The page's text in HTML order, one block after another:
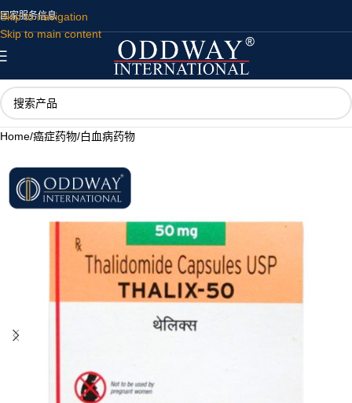
Skip to navigation
Skip to main content
国家服务信息
Home/癌症药物/白血病药物